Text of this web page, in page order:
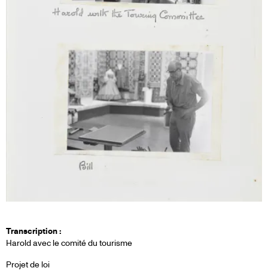
Transcription :
Harold avec le comité du tourisme
Projet de loi